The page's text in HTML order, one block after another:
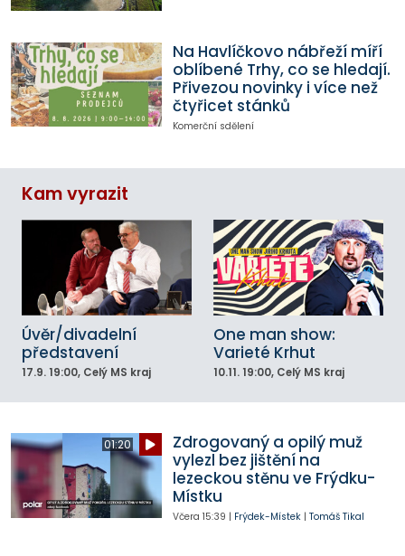
Na Havlíčkovo nábřeží míří
oblíbené Trhy, co se hledají.
Přivezou novinky i více než
čtyřicet stánků
Komerční sdělení
Kam vyrazit
Úvěr/divadelní
představení
17.9. 19:00, Celý MS kraj
One man show:
Varieté Krhut
10.11. 19:00, Celý MS kraj
01:20
Zdrogovaný a opilý muž
vylezl bez jištění na
lezeckou stěnu ve Frýdku-
Místku
Včera 15:39 | Frýdek-Místek| Tomáš Tikal